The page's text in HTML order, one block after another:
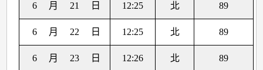
6 月 21 日 12:25 北 89
6 月 22 日 12:25 北 89
6 月 23 日 12:26 北 89